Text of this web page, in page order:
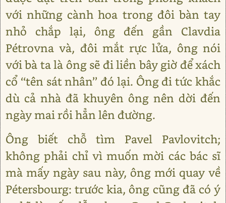
với những cành hoa trong đôi bàn tay
nhỏ chắp lại, ông đến gần Clavdia
Pétrovna và, đôi mắt rực lửa, ông nói
với bà ta là ông sẽ đi liền bây giờ để xách
cổ ‘‘tên sát nhân’’ đó lại. Ông đi tức khắc
dù cả nhà đã khuyên ông nên dời đến
ngày mai rồi hẳn lên đường.
Ông biết chỗ tìm Pavel Pavlovitch;
không phải chỉ vì muốn mời các bác sĩ
mà mấy ngày sau này, ông mới quay về
Pétersbourg: trước kia, ông cũng đã có ý